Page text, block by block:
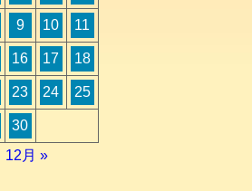
9 10 11
16 17 18
23 24 25
30
12月 »